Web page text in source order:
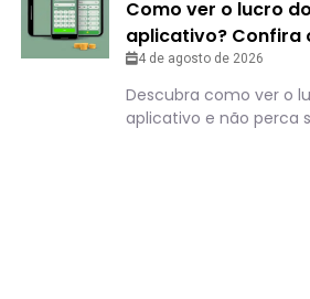
Como ver o lucro
aplicativo? Confira
4 de agosto de 2026
Descubra como ver o
aplicativo e não perca